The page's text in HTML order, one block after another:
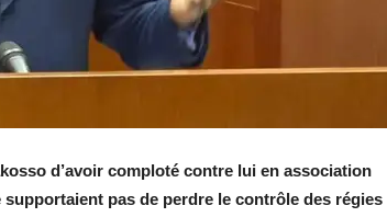
d’avoir comploté contre lui en association
pas de perdre le contrôle des régies